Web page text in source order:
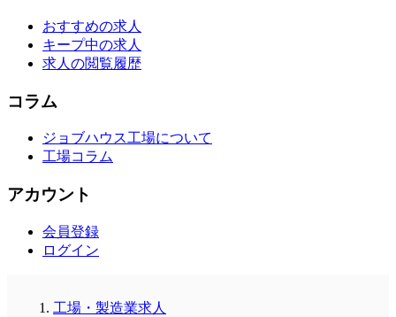
おすすめの求人
キープ中の求人
求人の閲覧履歴
コラム
ジョブハウス工場について
工場コラム
アカウント
会員登録
ログイン
工場・製造業求人